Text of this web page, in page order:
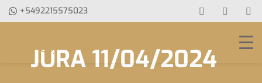
+5492215575023
JURA 11/04/2024